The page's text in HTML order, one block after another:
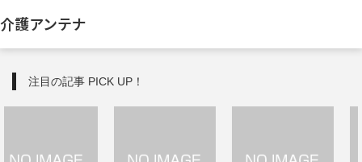
介護アンテナ
注目の記事 PICK UP！